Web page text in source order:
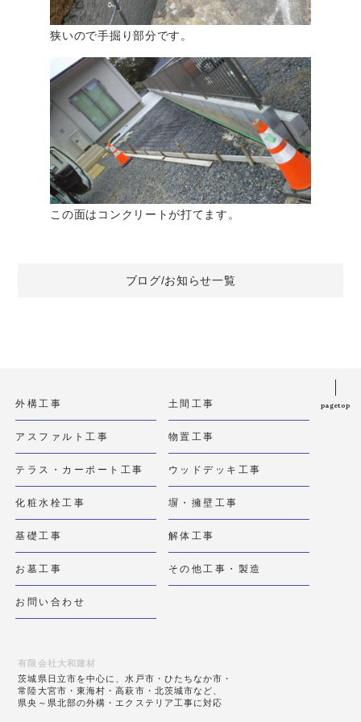
狭いので手掘り部分です。
この面はコンクリートが打てます。
ブログ/お知らせ一覧
外構工事 土間工事
アスファルト工事 物置工事
テラス・カーポート工事 ウッドデッキ工事
化粧水栓工事 塀・擁壁工事
基礎工事 解体工事
お墓工事 その他工事・製造
お問い合わせ
pagetop
有限会社大和建材
茨城県日立市を中心に、水戸市・ひたちなか市・
常陸大宮市・東海村・高萩市・北茨城市など、
県央～県北部の外構・エクステリア工事に対応